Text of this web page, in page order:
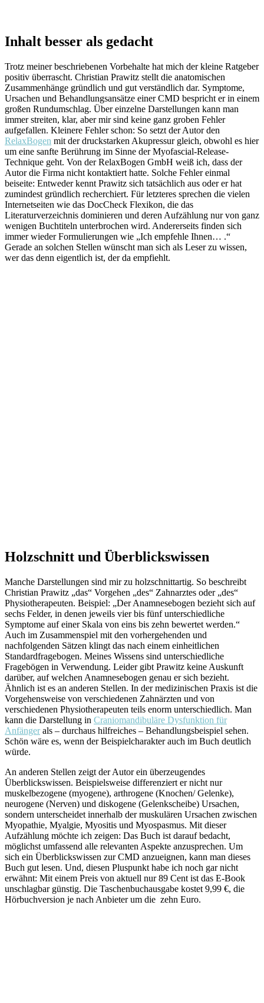
Inhalt besser als gedacht
Trotz meiner beschriebenen Vorbehalte hat mich der kleine Ratgeber
positiv überrascht. Christian Prawitz stellt die anatomischen
Zusammenhänge gründlich und gut verständlich dar. Symptome,
Ursachen und Behandlungsansätze einer CMD bespricht er in einem
großen Rundumschlag. Über einzelne Darstellungen kann man
immer streiten, klar, aber mir sind keine ganz groben Fehler
aufgefallen. Kleinere Fehler schon: So setzt der Autor den
RelaxBogen mit der druckstarken Akupressur gleich, obwohl es hier
um eine sanfte Berührung im Sinne der Myofascial-Release-
Technique geht. Von der RelaxBogen GmbH weiß ich, dass der
Autor die Firma nicht kontaktiert hatte. Solche Fehler einmal
beiseite: Entweder kennt Prawitz sich tatsächlich aus oder er hat
zumindest gründlich recherchiert. Für letzteres sprechen die vielen
Internetseiten wie das DocCheck Flexikon, die das
Literaturverzeichnis dominieren und deren Aufzählung nur von ganz
wenigen Buchtiteln unterbrochen wird. Andererseits finden sich
immer wieder Formulierungen wie „Ich empfehle Ihnen… .“
Gerade an solchen Stellen wünscht man sich als Leser zu wissen,
wer das denn eigentlich ist, der da empfiehlt.
Holzschnitt und Überblickswissen
Manche Darstellungen sind mir zu holzschnittartig. So beschreibt
Christian Prawitz „das“ Vorgehen „des“ Zahnarztes oder „des“
Physiotherapeuten. Beispiel: „Der Anamnesebogen bezieht sich auf
sechs Felder, in denen jeweils vier bis fünf unterschiedliche
Symptome auf einer Skala von eins bis zehn bewertet werden.“
Auch im Zusammenspiel mit den vorhergehenden und
nachfolgenden Sätzen klingt das nach einem einheitlichen
Standardfragebogen. Meines Wissens sind unterschiedliche
Fragebögen in Verwendung. Leider gibt Prawitz keine Auskunft
darüber, auf welchen Anamnesebogen genau er sich bezieht.
Ähnlich ist es an anderen Stellen. In der medizinischen Praxis ist die
Vorgehensweise von verschiedenen Zahnärzten und von
verschiedenen Physiotherapeuten teils enorm unterschiedlich. Man
kann die Darstellung in Craniomandibuläre Dysfunktion für
Anfängerals – durchaus hilfreiches – Behandlungsbeispiel sehen.
Schön wäre es, wenn der Beispielcharakter auch im Buch deutlich
würde.
An anderen Stellen zeigt der Autor ein überzeugendes
Überblickswissen. Beispielsweise differenziert er nicht nur
muskelbezogene (myogene), arthrogene (Knochen/ Gelenke),
neurogene (Nerven) und diskogene (Gelenkscheibe) Ursachen,
sondern unterscheidet innerhalb der muskulären Ursachen zwischen
Myopathie, Myalgie, Myositis und Myospasmus. Mit dieser
Aufzählung möchte ich zeigen: Das Buch ist darauf bedacht,
möglichst umfassend alle relevanten Aspekte anzusprechen. Um
sich ein Überblickswissen zur CMD anzueignen, kann man dieses
Buch gut lesen. Und, diesen Pluspunkt habe ich noch gar nicht
erwähnt: Mit einem Preis von aktuell nur 89 Cent ist das E-Book
unschlagbar günstig. Die Taschenbuchausgabe kostet 9,99 €, die
Hörbuchversion je nach Anbieter um die zehn Euro.